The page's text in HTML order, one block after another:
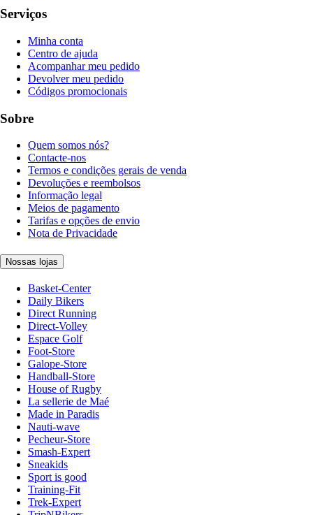
Serviços
Minha conta
Centro de ajuda
Acompanhar meu pedido
Devolver meu pedido
Códigos promocionais
Sobre
Quem somos nós?
Contacte-nos
Termos e condições gerais de venda
Devoluções e reembolsos
Informação legal
Meios de pagamento
Tarifas e opções de envio
Nota de Privacidade
Nossas lojas
Basket-Center
Daily Bikers
Direct Running
Direct-Volley
Espace Golf
Foot-Store
Galope-Store
Handball-Store
House of Rugby
La sellerie de Maé
Made in Paradis
Nauti-wave
Pecheur-Store
Smash-Expert
Sneakids
Sport is good
Training-Fit
Trek-Expert